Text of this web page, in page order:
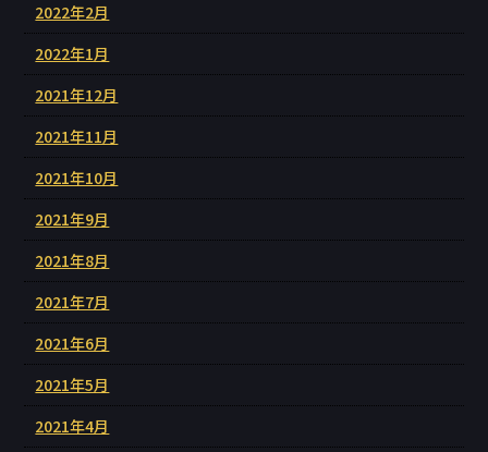
2022年2月
2022年1月
2021年12月
2021年11月
2021年10月
2021年9月
2021年8月
2021年7月
2021年6月
2021年5月
2021年4月